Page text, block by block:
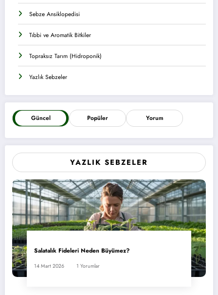
Sebze Ansiklopedisi
Tıbbi ve Aromatik Bitkiler
Topraksız Tarım (Hidroponik)
Yazlık Sebzeler
Güncel Popüler Yorum
YAZLIK SEBZELER
Salatalık Fideleri Neden Büyümez?
14 Mart 2026 1 Yorumlar